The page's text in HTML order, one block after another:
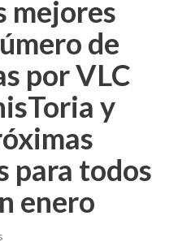
mejores
de
por VLC
y
para todos
enero